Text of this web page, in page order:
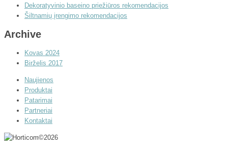
Dekoratyvinio baseino priežiūros rekomendacijos
Šiltnamių įrengimo rekomendacijos
Archive
Kovas 2024
Birželis 2017
Naujienos
Produktai
Patarimai
Partneriai
Kontaktai
©2026